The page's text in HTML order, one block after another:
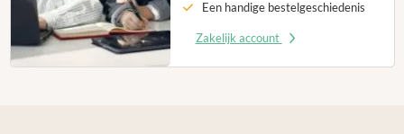
Een handige bestelgeschiedenis
Zakelijk account